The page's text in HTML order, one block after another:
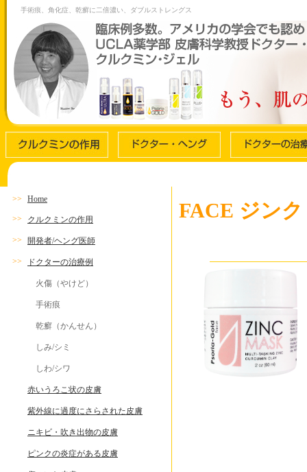
手術痕、角化症、乾癬に二倍濃い、ダブルストレングス
>> Home
>> クルクミンの作用
>> 開発者/ヘング医師
>> ドクターの治療例
火傷（やけど）
手術痕
乾癬（かんせん）
しみ/シミ
しわ/シワ
赤いうろこ状の皮膚
紫外線に過度にさらされた皮膚
ニキビ・吹き出物の皮膚
ピンクの炎症がある皮膚
FACE ジン